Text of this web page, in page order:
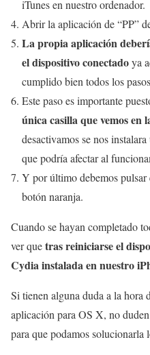
iTunes en nuestro ordenador.
Abrir la aplicación de “PP”
La propia aplicación
el dispositivo conectadoya
cumplido bien todos los
Este paso es importante
única casilla que vemos en
desactivamos se nos
que podría afectar al
Y por último debemos
botón naranja.
Cuando se hayan completado
ver quetras reiniciarse el
Cydia instalada en nuestro
Si tienen alguna duda a la
aplicación para OS X, no
para que podamos solucionarla